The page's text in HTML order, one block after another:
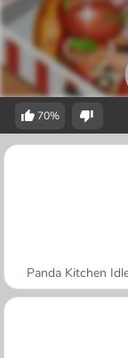
70%
Panda Kitchen